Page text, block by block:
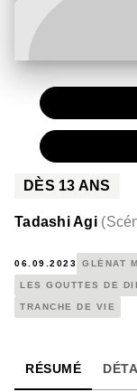
DÈS 13 ANS
Tadashi Agi (
06.09.2023 GLÉNAT
LES GOUTTES DE
TRANCHE DE VIE
RÉSUMÉ